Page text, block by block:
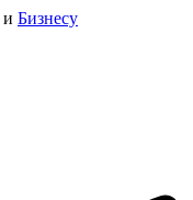
и Бизнесу